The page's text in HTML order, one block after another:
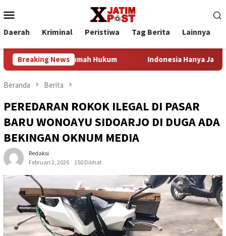
ke
kontenMobile
Daerah Kriminal Peristiwa Tag Berita Lainnya
Breaking News
Rumah Hukum Indonesia Hanya Jadi
Beranda Berita
PEREDARAN ROKOK ILEGAL DI PASAR
BARU WONOAYU SIDOARJO DI DUGA ADA
BEKINGAN OKNUM MEDIA
Redaksi
Februari 2, 2026
150 Dilihat